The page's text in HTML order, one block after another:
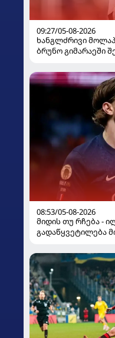
09:27/05-08-2026
ხანგლძრივი
ბრუნო გიმარაეში
08:53/05-08-2026
მიდის თუ რჩება -
გადაწყვეტილება